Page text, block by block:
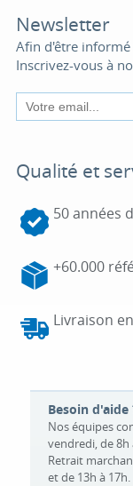
Newsletter
Afin d'être
Inscrivez-vous à
Qualité et
50 années
+60.000
Livraison
Besoin d'aide
Nos équipes
vendredi, de
Retrait
et de 13h à 17h.